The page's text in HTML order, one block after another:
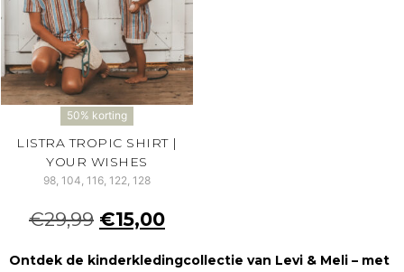
50% korting
LISTRA TROPIC SHIRT |
YOUR WISHES
98, 104, 116, 122, 128
€29,99 €15,00
Ontdek de kinderkledingcollectie van Levi & Meli – met